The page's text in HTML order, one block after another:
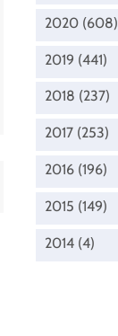
2020 (608)
2019 (441)
2018 (237)
2017 (253)
2016 (196)
2015 (149)
2014 (4)